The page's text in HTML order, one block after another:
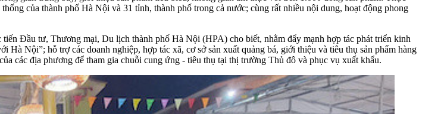
của thành phố Hà Nội và 31 tỉnh, thành phố trong cả nước; cùng rất nhiều nội dung, hoạt động phong
Đầu tư, Thương mại, Du lịch thành phố Hà Nội (HPA) cho biết, nhằm đẩy mạnh hợp tác phát triển kinh
Nội”; hỗ trợ các doanh nghiệp, hợp tác xã, cơ sở sản xuất quảng bá, giới thiệu và tiêu thụ sản phẩm hàng
các địa phương để tham gia chuỗi cung ứng - tiêu thụ tại thị trường Thủ đô và phục vụ xuất khẩu.